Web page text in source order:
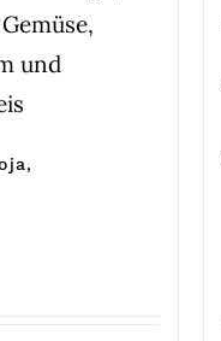
und